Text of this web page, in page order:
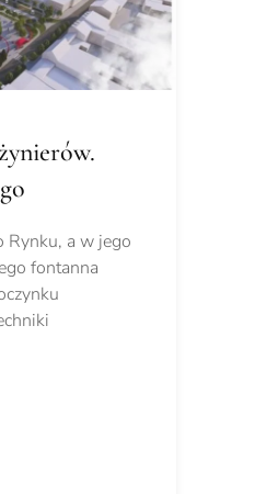
Rynku, a w jego
fontanna